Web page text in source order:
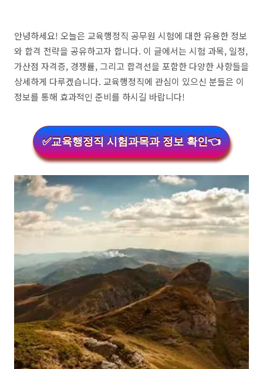
안녕하세요! 오늘은 교육행정직 공무원 시험에 대한 유용한 정보
와 합격 전략을 공유하고자 합니다. 이 글에서는 시험 과목, 일정,
가산점 자격증, 경쟁률, 그리고 합격선을 포함한 다양한 사항들을
상세하게 다루겠습니다. 교육행정직에 관심이 있으신 분들은 이
정보를 통해 효과적인 준비를 하시길 바랍니다!
✅교육행정직 시험과목과 정보 확인👈